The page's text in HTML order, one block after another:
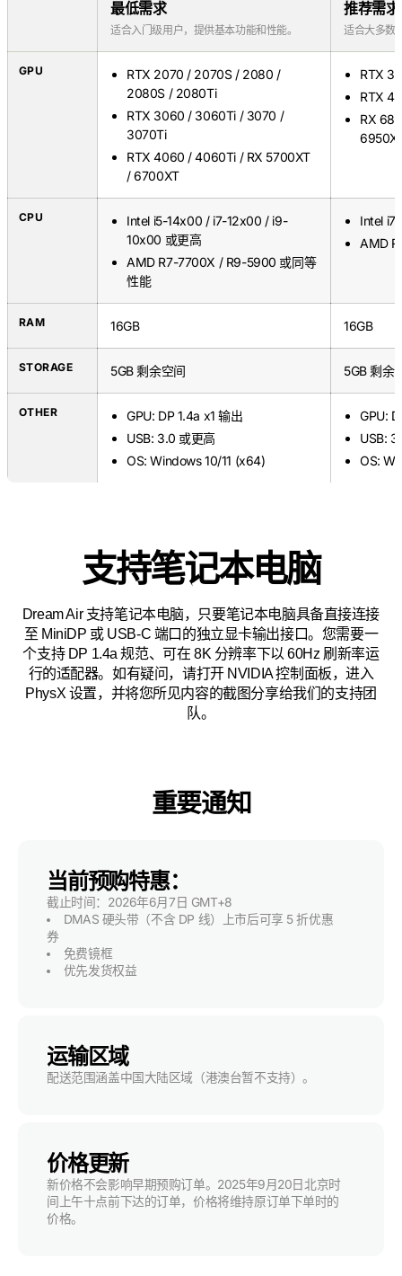
最低需求
适合入门级用户，提供基本功能和性能。
推荐需求
适合大多数
GPU
RTX 2070 / 2070S / 2080 /
2080S / 2080Ti
RTX 3060 / 3060Ti / 3070 /
3070Ti
RTX 4060 / 4060Ti / RX 5700XT
/ 6700XT
RTX
RTX
RX
CPU
Intel i5-14x00 / i7-12x00 / i9-
10x00 或更高
AMD R7-7700X / R9-5900 或同等
性能
Intel
AMD
RAM 16GB 16GB
STORAGE 5GB 剩余空间 5GB 剩余
OTHER
GPU: DP 1.4a x1 输出
USB: 3.0 或更高
OS: Windows 10/11 (x64)
GPU:
USB:
OS:
支持笔记本电脑
Dream Air 支持笔记本电脑，只要笔记本电脑具备直接连接
至 MiniDP 或 USB-C 端口的独立显卡输出接口。您需要一
个支持 DP 1.4a 规范、可在 8K 分辨率下以 60Hz 刷新率运
行的适配器。如有疑问，请打开 NVIDIA 控制面板，进入
PhysX 设置，并将您所见内容的截图分享给我们的支持团
队。
重要通知
当前预购特惠：
截止时间：2026年6月7日 GMT+8
DMAS 硬头带（不含 DP 线）上市后可享 5 折优惠
券
免费镜框
优先发货权益
运输区域
配送范围涵盖中国大陆区域（港澳台暂不支持）。
价格更新
新价格不会影响早期预购订单。2025年9月20日北京时
间上午十点前下达的订单，价格将维持原订单下单时的
价格。